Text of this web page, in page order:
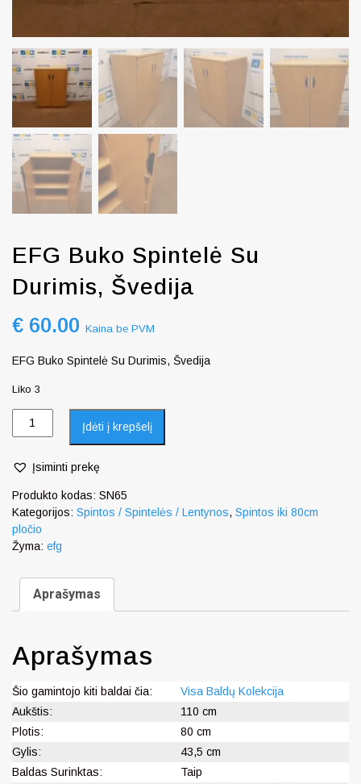
EFG Buko Spintelė Su
Durimis, Švedija
€ 60.00 Kaina be PVM
EFG Buko Spintelė Su Durimis, Švedija
Liko 3
Įdėti į krepšelį
Įsiminti prekę
Produkto kodas: SN65
Kategorijos: Spintos / Spintelės / Lentynos, Spintos iki 80cm
pločio
Žyma: efg
Aprašymas
Aprašymas
Šio gamintojo kiti baldai čia:
Visa Baldų Kolekcija
Aukštis:
110 cm
Plotis:
80 cm
Gylis:
43,5 cm
Baldas Surinktas:
Taip